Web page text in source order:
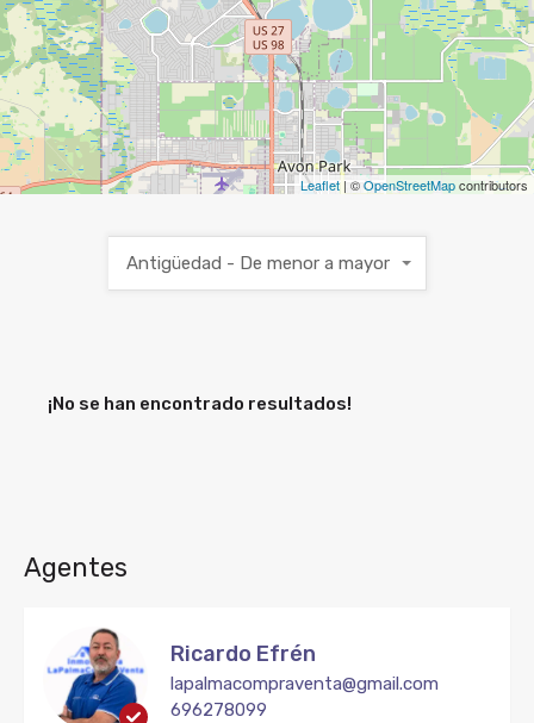
Leaflet| ©OpenStreetMapcontributors
Antigüedad - De menor a mayor
¡No se han encontrado resultados!
Agentes
Ricardo Efrén
lapalmacompraventa@gmail.com
696278099